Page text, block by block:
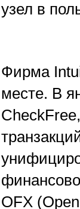
узел в
Фирма
месте. В
OFX